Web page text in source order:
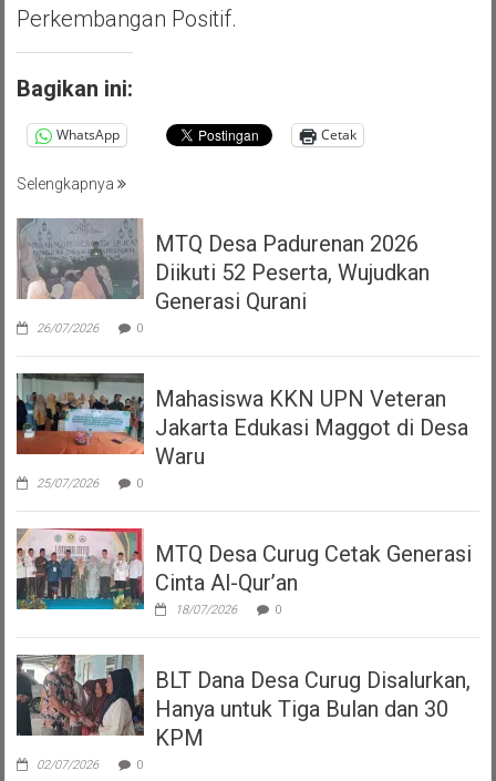
Perkembangan Positif.
Bagikan ini:
WhatsApp Cetak
Selengkapnya
MTQ Desa Padurenan 2026
Diikuti 52 Peserta, Wujudkan
Generasi Qurani
26/07/2026 0
Mahasiswa KKN UPN Veteran
Jakarta Edukasi Maggot di Desa
Waru
25/07/2026 0
MTQ Desa Curug Cetak Generasi
Cinta Al-Qur’an
18/07/2026 0
BLT Dana Desa Curug Disalurkan,
Hanya untuk Tiga Bulan dan 30
KPM
02/07/2026 0